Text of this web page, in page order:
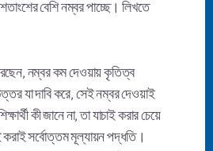
শতাংশের বেশি নম্বর পাচ্ছে। লিখতে
নম্বর কম দেওয়ায় কৃতিত্ব
যা দাবি করে, সেই নম্বর দেওয়াই
কী জানে না, তা যাচাই করার চেয়ে
করাই সর্বোত্তম মূল্যায়ন পদ্ধতি।